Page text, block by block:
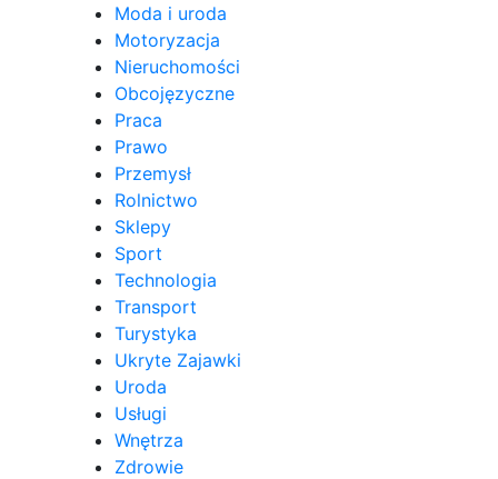
Moda i uroda
Motoryzacja
Nieruchomości
Obcojęzyczne
Praca
Prawo
Przemysł
Rolnictwo
Sklepy
Sport
Technologia
Transport
Turystyka
Ukryte Zajawki
Uroda
Usługi
Wnętrza
Zdrowie